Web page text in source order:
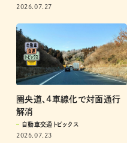
自動車交通トピックス
圏央道、4車線化で対面通行
解消
自動車交通トピックス